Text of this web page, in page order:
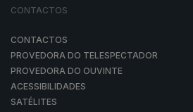
CONTACTOS
CONTACTOS
PROVEDORA DO TELESPECTADOR
PROVEDORA DO OUVINTE
ACESSIBILIDADES
SATÉLITES